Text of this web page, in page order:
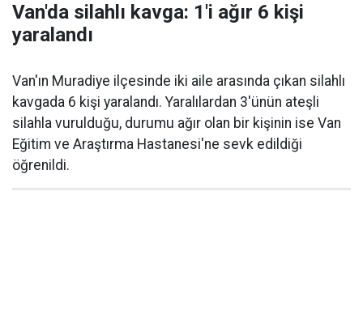
Van'da silahlı kavga: 1'i ağır 6 kişi
yaralandı
Van'ın Muradiye ilçesinde iki aile arasında çıkan silahlı
kavgada 6 kişi yaralandı. Yaralılardan 3'ünün ateşli
silahla vurulduğu, durumu ağır olan bir kişinin ise Van
Eğitim ve Araştırma Hastanesi'ne sevk edildiği
öğrenildi.